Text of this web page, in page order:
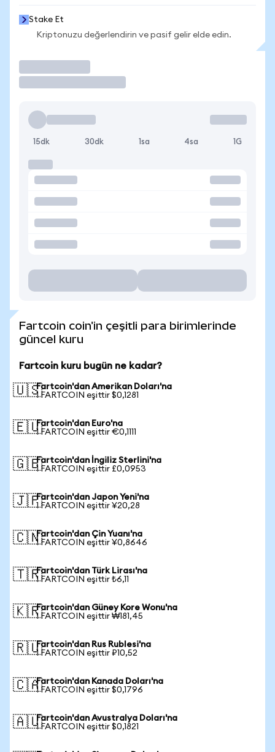
Stake Et
Kriptonuzu değerlendirin ve pasif gelir elde edin.
15dk 30dk 1sa 4sa 1G
Fartcoin coin'in çeşitli para birimlerinde
güncel kuru
Fartcoin kuru bugün ne kadar?
🇺🇸Fartcoin'dan Amerikan Doları'na
1 FARTCOIN eşittir $0,1281
🇪🇺Fartcoin'dan Euro'na
1 FARTCOIN eşittir €0,1111
🇬🇧Fartcoin'dan İngiliz Sterlini'na
1 FARTCOIN eşittir £0,0953
🇯🇵Fartcoin'dan Japon Yeni'na
1 FARTCOIN eşittir ¥20,28
🇨🇳Fartcoin'dan Çin Yuanı'na
1 FARTCOIN eşittir ¥0,8646
🇹🇷Fartcoin'dan Türk Lirası'na
1 FARTCOIN eşittir ₺6,11
🇰🇷Fartcoin'dan Güney Kore Wonu'na
1 FARTCOIN eşittir ₩181,45
🇷🇺Fartcoin'dan Rus Rublesi'na
1 FARTCOIN eşittir ₽10,52
🇨🇦Fartcoin'dan Kanada Doları'na
1 FARTCOIN eşittir $0,1796
🇦🇺Fartcoin'dan Avustralya Doları'na
1 FARTCOIN eşittir $0,1821